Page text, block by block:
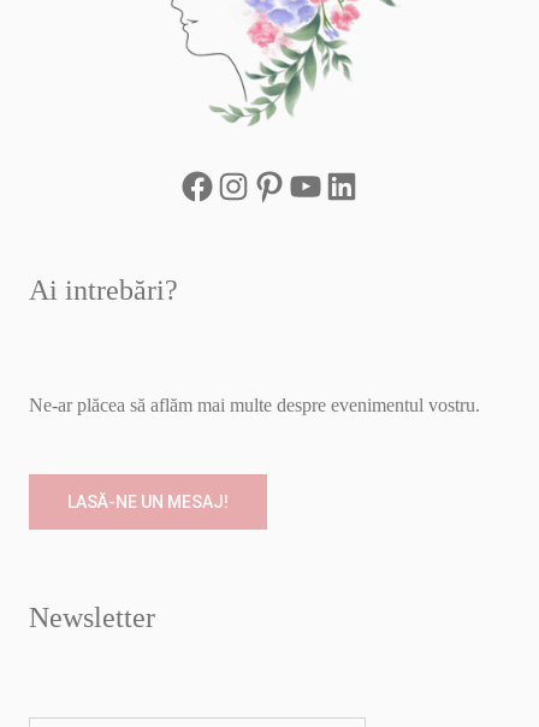
Ai intrebări?
Ne-ar plăcea să aflăm mai multe despre evenimentul vostru.
LASĂ-NE UN MESAJ!
Newsletter